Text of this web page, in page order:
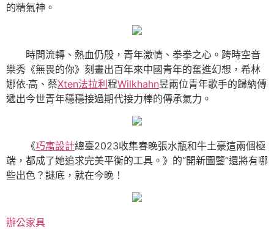
的精氣神。
時間流轉、熱血仍殷，青年激情、拳拳之心。跨時空音
樂秀《無畏的你》刻畫出百年來中國青年的奮進幻想，希林
娜依·高、蔡Xten法拉利 程Wilkhahn昱兩位青年歌手的歸納傳
遞出今世青年穩穩接過期代接力棒的傳承氣力。
《巧寓設計總臺2023收集春晚張水瓶和牛土豪這兩個極
端，都成了她追求完美平衡的工具。》的“開新圖鑒”還將有哪
些出色？謎底，就在今晚！
辦公家具